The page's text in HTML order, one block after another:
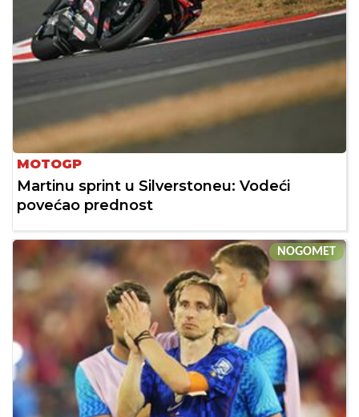
MOTOGP
Martinu sprint u Silverstoneu: Vodeći
povećao prednost
NOGOMET